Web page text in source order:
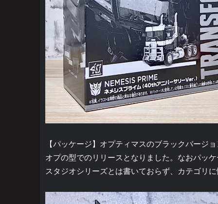
【パッケージ】オプティマスのブラックバージ
オプの型でのリリースとなりました。なおパッ
スタジオシリーズとは書いておらず、カテゴリ